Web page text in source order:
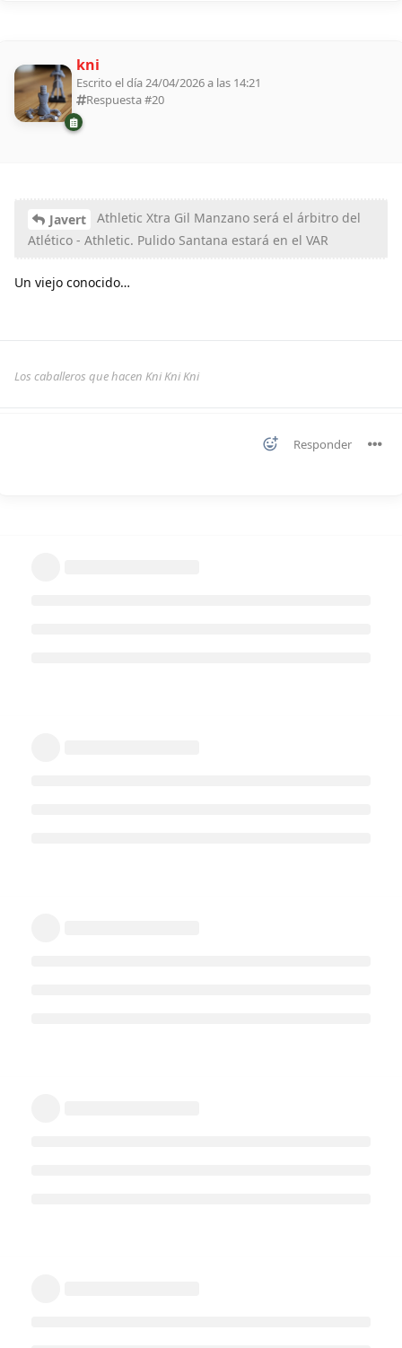
kni
Escrito el día 24/04/2026 a las 14:21
Respuesta #20
Javert
Athletic Xtra Gil Manzano será el árbitro del
Atlético - Athletic. Pulido Santana estará en el VAR
Un viejo conocido…
Los caballeros que hacen Kni Kni Kni
Responder